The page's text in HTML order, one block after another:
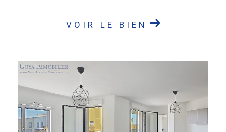
VOIR LE BIEN